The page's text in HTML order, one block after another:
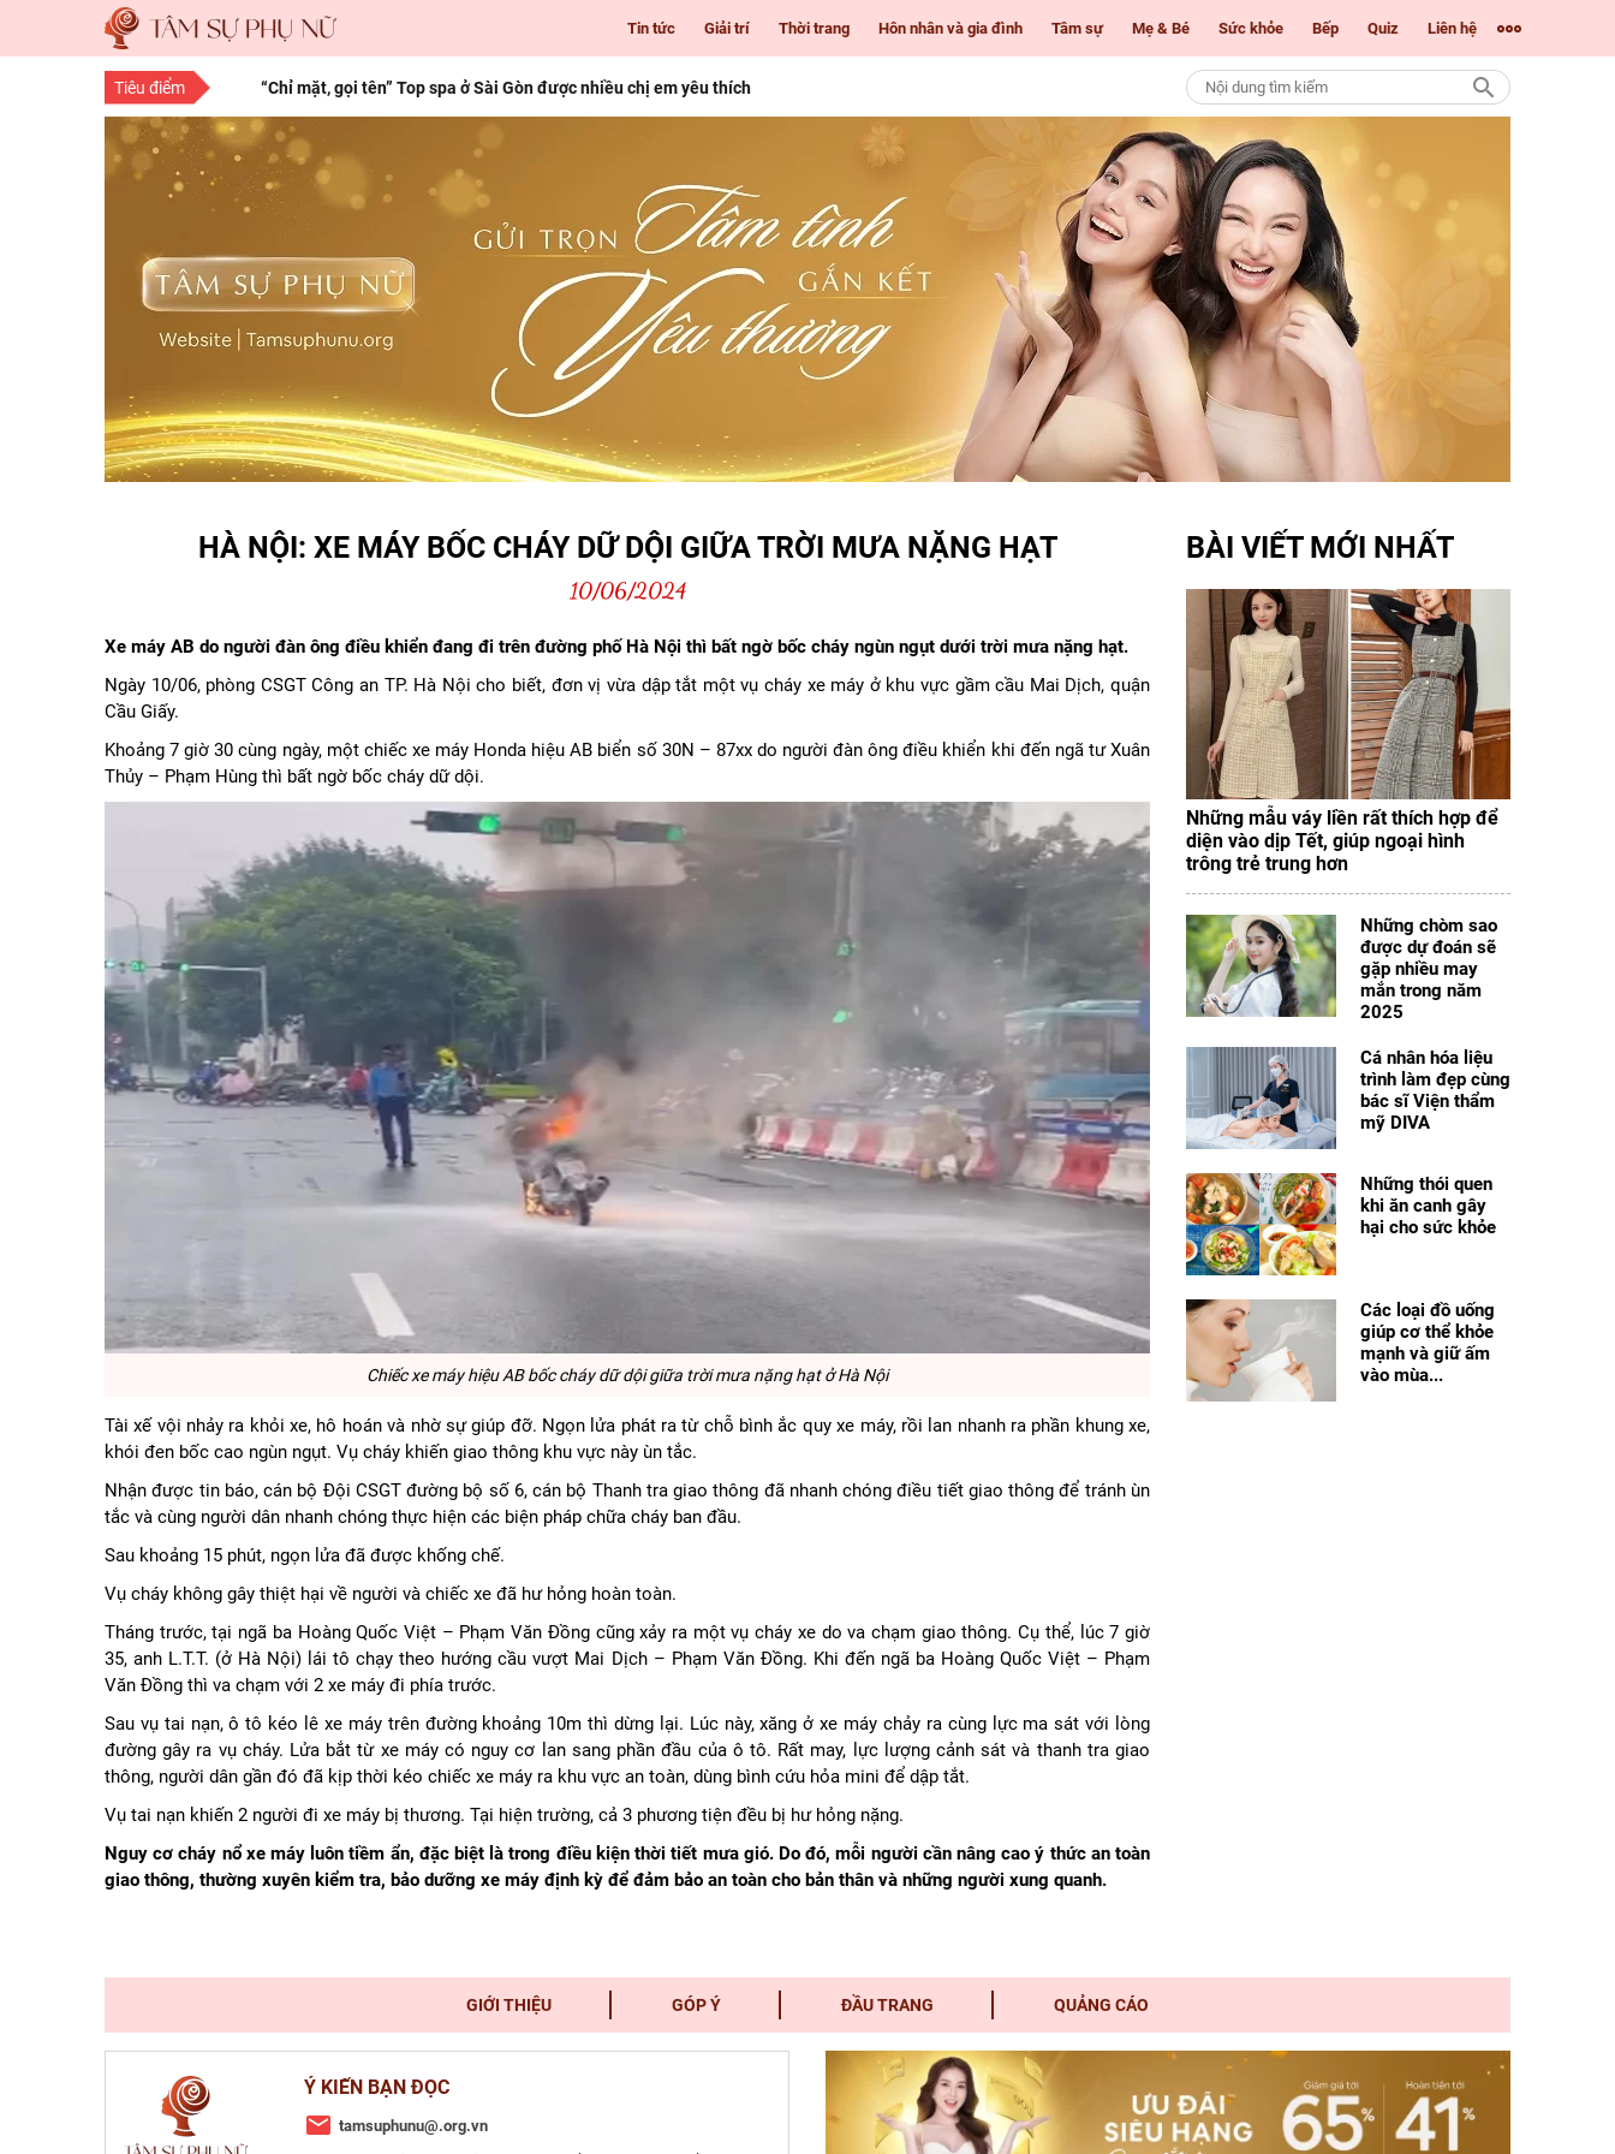
Tin tức Giải trí Thời trang Hôn nhân và gia đình Tâm sự Mẹ & Bé Sức khỏe Bếp Quiz Liên hệ
Tiêu điểm
“Chỉ mặt, gọi tên” Top spa ở Sài Gòn được nhiều chị em yêu thích
10 bí quyết làm đẹp cho nàng mọi độ tuổi
15 bí quyết làm đẹp da mặt từ thiên nhiên giúp nàng luôn tươi trẻ
HÀ NỘI: XE MÁY BỐC CHÁY DỮ DỘI GIỮA TRỜI MƯA NẶNG HẠT
10/06/2024
Xe máy AB do người đàn ông điều khiển đang đi trên đường phố Hà Nội thì bất ngờ bốc cháy ngùn ngụt dưới trời mưa nặng hạt.
Ngày 10/06, phòng CSGT Công an TP. Hà Nội cho biết, đơn vị vừa dập tắt một vụ cháy xe máy ở khu vực gầm cầu Mai Dịch, quận
Cầu Giấy.
Khoảng 7 giờ 30 cùng ngày, một chiếc xe máy Honda hiệu AB biển số 30N – 87xx do người đàn ông điều khiển khi đến ngã tư Xuân
Thủy – Phạm Hùng thì bất ngờ bốc cháy dữ dội.
Chiếc xe máy hiệu AB bốc cháy dữ dội giữa trời mưa nặng hạt ở Hà Nội
Tài xế vội nhảy ra khỏi xe, hô hoán và nhờ sự giúp đỡ. Ngọn lửa phát ra từ chỗ bình ắc quy xe máy, rồi lan nhanh ra phần khung xe,
khói đen bốc cao ngùn ngụt. Vụ cháy khiến giao thông khu vực này ùn tắc.
Nhận được tin báo, cán bộ Đội CSGT đường bộ số 6, cán bộ Thanh tra giao thông đã nhanh chóng điều tiết giao thông để tránh ùn
tắc và cùng người dân nhanh chóng thực hiện các biện pháp chữa cháy ban đầu.
Sau khoảng 15 phút, ngọn lửa đã được khống chế.
Vụ cháy không gây thiệt hại về người và chiếc xe đã hư hỏng hoàn toàn.
Tháng trước, tại ngã ba Hoàng Quốc Việt – Phạm Văn Đồng cũng xảy ra một vụ cháy xe do va chạm giao thông. Cụ thể, lúc 7 giờ
35, anh L.T.T. (ở Hà Nội) lái tô chạy theo hướng cầu vượt Mai Dịch – Phạm Văn Đồng. Khi đến ngã ba Hoàng Quốc Việt – Phạm
Văn Đồng thì va chạm với 2 xe máy đi phía trước.
Sau vụ tai nạn, ô tô kéo lê xe máy trên đường khoảng 10m thì dừng lại. Lúc này, xăng ở xe máy chảy ra cùng lực ma sát với lòng
đường gây ra vụ cháy. Lửa bắt từ xe máy có nguy cơ lan sang phần đầu của ô tô. Rất may, lực lượng cảnh sát và thanh tra giao
thông, người dân gần đó đã kịp thời kéo chiếc xe máy ra khu vực an toàn, dùng bình cứu hỏa mini để dập tắt.
Vụ tai nạn khiến 2 người đi xe máy bị thương. Tại hiện trường, cả 3 phương tiện đều bị hư hỏng nặng.
Nguy cơ cháy nổ xe máy luôn tiềm ẩn, đặc biệt là trong điều kiện thời tiết mưa gió. Do đó, mỗi người cần nâng cao ý thức an toàn
giao thông, thường xuyên kiểm tra, bảo dưỡng xe máy định kỳ để đảm bảo an toàn cho bản thân và những người xung quanh.
BÀI VIẾT MỚI NHẤT
Những mẫu váy liền rất thích hợp để
diện vào dịp Tết, giúp ngoại hình
trông trẻ trung hơn
Những chòm sao
được dự đoán sẽ
gặp nhiều may
mắn trong năm
2025
Cá nhân hóa liệu
trình làm đẹp cùng
bác sĩ Viện thẩm
mỹ DIVA
Những thói quen
khi ăn canh gây
hại cho sức khỏe
Các loại đồ uống
giúp cơ thể khỏe
mạnh và giữ ấm
vào mùa...
GIỚI THIỆU GÓP Ý ĐẦU TRANG QUẢNG CÁO
Ý KIẾN BẠN ĐỌC
tamsuphunu@.org.vn